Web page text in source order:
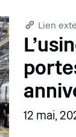
Lien
12 mai,